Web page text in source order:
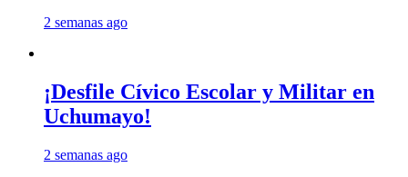
2 semanas ago
¡Desfile Cívico Escolar y Militar en
Uchumayo!
2 semanas ago